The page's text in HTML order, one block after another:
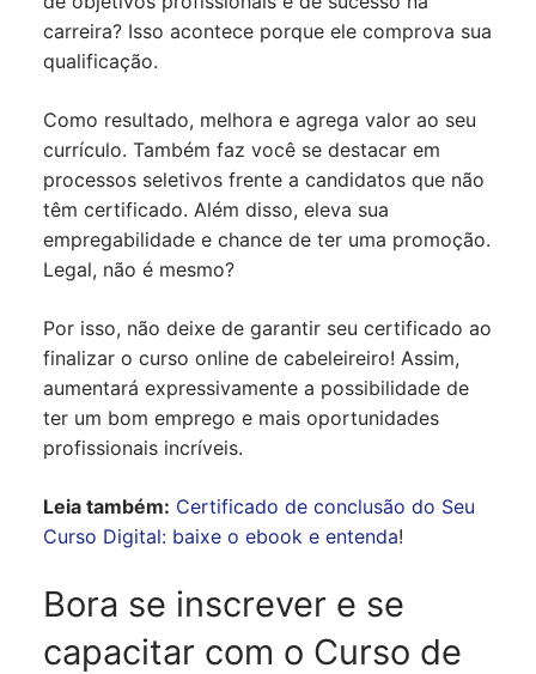
carreira? Isso acontece porque ele comprova sua
qualificação.
Como resultado, melhora e agrega valor ao seu
currículo. Também faz você se destacar em
processos seletivos frente a candidatos que não
têm certificado. Além disso, eleva sua
empregabilidade e chance de ter uma promoção.
Legal, não é mesmo?
Por isso, não deixe de garantir seu certificado ao
finalizar o curso online de cabeleireiro! Assim,
aumentará expressivamente a possibilidade de
ter um bom emprego e mais oportunidades
profissionais incríveis.
Leia também: Certificado de conclusão do Seu
Curso Digital: baixe o ebook e entenda!
Bora se inscrever e se
capacitar com o Curso de